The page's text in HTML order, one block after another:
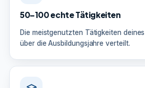
50–100 echte Tätigkeiten
Die meistgenutzten Tätigkeiten
über die Ausbildungsjahre verteilt.